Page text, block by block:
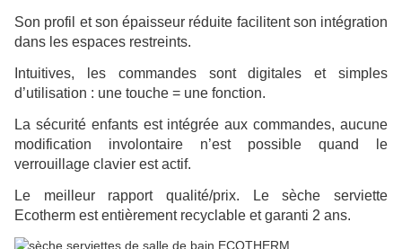
Son profil et son épaisseur réduite facilitent son intégration
dans les espaces restreints.
Intuitives, les commandes sont digitales et simples
d’utilisation : une touche = une fonction.
La sécurité enfants est intégrée aux commandes, aucune
modification involontaire n’est possible quand le
verrouillage clavier est actif.
Le meilleur rapport qualité/prix. Le sèche serviette
Ecotherm est entièrement recyclable et garanti 2 ans.